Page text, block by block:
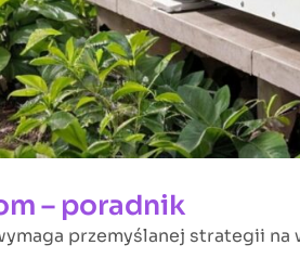
– poradnik
przemyślanej strategii na